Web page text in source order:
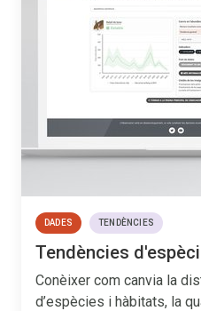
DADES TENDÈNCIES
Tendències
Conèixer com canvia la
d’espècies i hàbitats, la